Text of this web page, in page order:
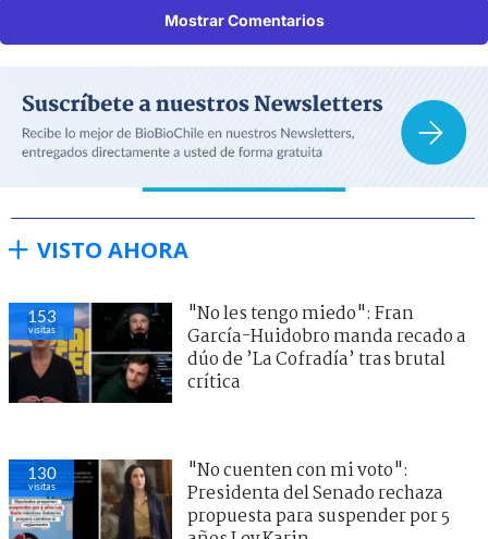
Mostrar Comentarios
VISTO AHORA
153
visitas
"No les tengo miedo": Fran
García-Huidobro manda recado a
dúo de ’La Cofradía’ tras brutal
crítica
130
visitas
"No cuenten con mi voto":
Presidenta del Senado rechaza
propuesta para suspender por 5